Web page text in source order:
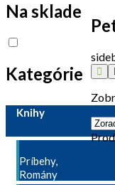
Na sklade
Kategórie
Knihy
Príbehy,
Romány